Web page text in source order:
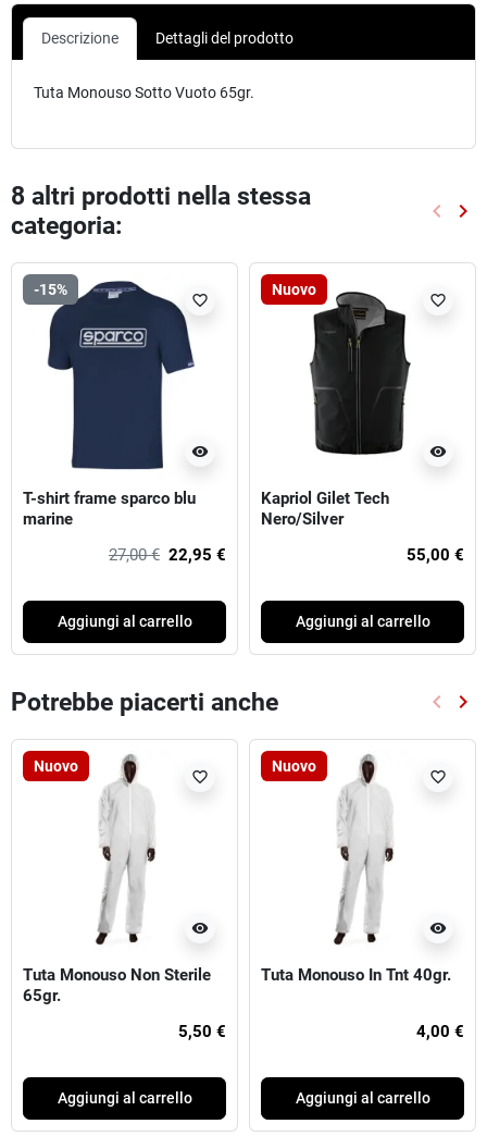
Descrizione Dettagli del prodotto
Tuta Monouso Sotto Vuoto 65gr.
8 altri prodotti nella stessa
categoria:
keyboard_arrow_left keyboard_arrow_right
-15%
visibility
favorite_border
T-shirt frame sparco blu
marine
27,00 € 22,95 €
Aggiungi al carrello
Nuovo
visibility
favorite_border
Kapriol Gilet Tech
Nero/Silver
55,00 €
Aggiungi al carrello
Potrebbe piacerti anche keyboard_arrow_left keyboard_arrow_right
Nuovo
visibility
favorite_border
Tuta Monouso Non Sterile
65gr.
5,50 €
Aggiungi al carrello
Nuovo
visibility
favorite_border
Tuta Monouso In Tnt 40gr.
4,00 €
Aggiungi al carrello